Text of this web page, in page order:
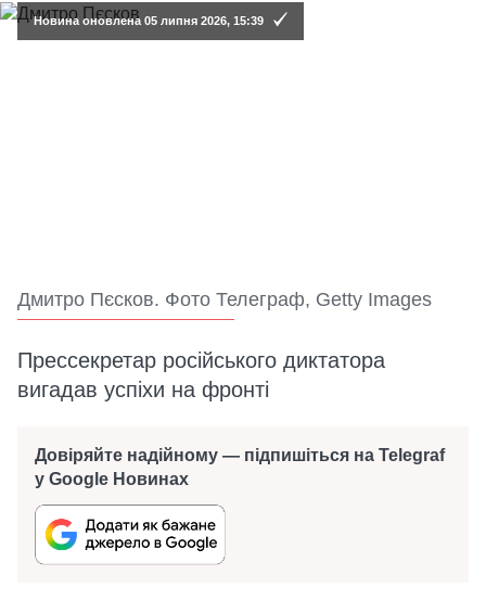
Новина оновлена 05 липня 2026, 15:39
Дмитро Пєсков. Фото Телеграф, Getty Images
Прессекретар російського диктатора
вигадав успіхи на фронті
Довіряйте надійному — підпишіться на Telegraf
у Google Новинах